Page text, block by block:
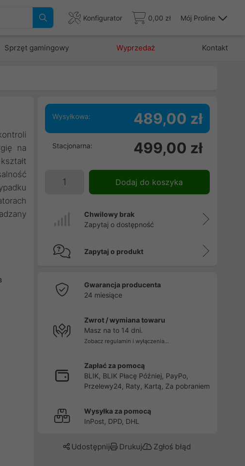
Konfigurator 0,00 zł Mój Proline
Sprzęt gamingowy Wyprzedaż Kontakt
na
Wysyłkowa: 489,00 zł
Stacjonarna: 499,00 zł
Dodaj do koszyka
Chwilowy brak
Zapytaj o dostępność
Zapytaj o produkt
Gwarancja producenta
24 miesiące
Zwrot / wymiana towaru
Masz na to 14 dni.
Zobacz regulamin i wyłączenia...
Zapłać za pomocą
BLIK, BLIK Płacę Później, PayPo,
Przelewy24, Raty, Kartą, Za pobraniem
Wysyłka za pomocą
InPost, DPD, DHL
Udostępnij Drukuj Zgłoś błąd